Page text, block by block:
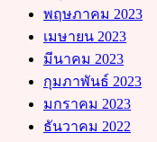
พฤษภาคม 2023
เมษายน 2023
มีนาคม 2023
กุมภาพันธ์ 2023
มกราคม 2023
ธันวาคม 2022